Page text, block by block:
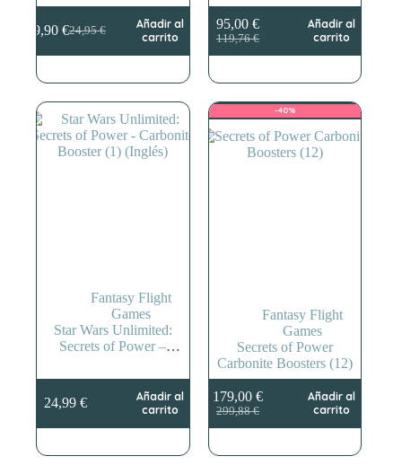
24,95€
El
precio
era:
24,95 €.
19,90 €El
precio
es:
19,90 €.
Añadir al
carrito
119,76€
El
precio
era:
119,76 €.
95,00 €
El
precio
es:
95,00 €.
Añadir al
carrito
Fantasy Flight
Games
Star Wars Unlimited:
Secrets of Power –
(Inglés)
24,99€
Añadir al
carrito
-40%
Fantasy Flight
Games
Secrets of Power
Carbonite Boosters (12)
299,88€
El
precio
era:
179,00 €
El
precio
es:
Añadir al
carrito